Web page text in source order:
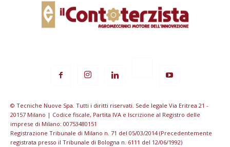
© Tecniche Nuove Spa. Tutti i diritti riservati. Sede legale Via Eritrea 21 -
20157 Milano | Codice fiscale, Partita IVA e Iscrizione al Registro delle
imprese di Milano: 00753480151
Registrazione Tribunale di Milano n. 71 del 05/03/2014 (Precedentemente
registrata presso il Tribunale di Bologna n. 6111 del 12/06/1992)